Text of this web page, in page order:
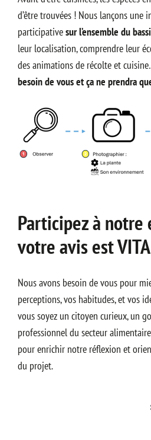
d’être trouvées ! Nous lançons une
participativesur l’ensemble du
leur localisation, comprendre leur
des animations de récolte et
besoin de vous et ça ne prendra
Participez à notre
votre avis est
Nous avons besoin de vous pour
perceptions, vos habitudes, et vos
vous soyez un citoyen curieux, un
professionnel du secteur
pour enrichir notre réflexion et
du projet.